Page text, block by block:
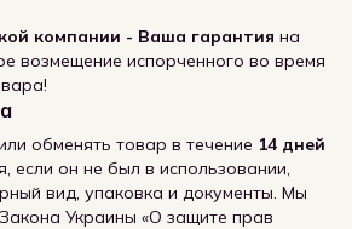
компании - Ваша гарантия на
возмещение испорченного во время
обменять товар в течение 14 дней
если он не был в использовании,
вид, упаковка и документы. Мы
Украины «О защите прав